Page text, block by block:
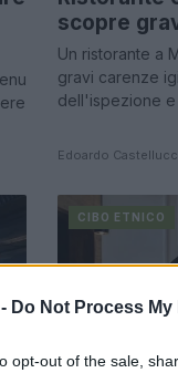
Do Not Process
opt-out of the sale,
scopre
Un ristorante a
gravi carenze
dell'ispezione e
Edoardo
CIBO ETNICO